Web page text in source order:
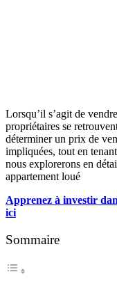
Lorsqu’il s’agit de
propriétaires se
déterminer un prix de
impliquées, tout en
nous explorerons en
appartement loué
Apprenez à investir
ici
Sommaire